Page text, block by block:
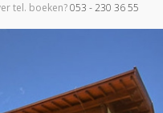
tel. boeken?053 - 230 36 55